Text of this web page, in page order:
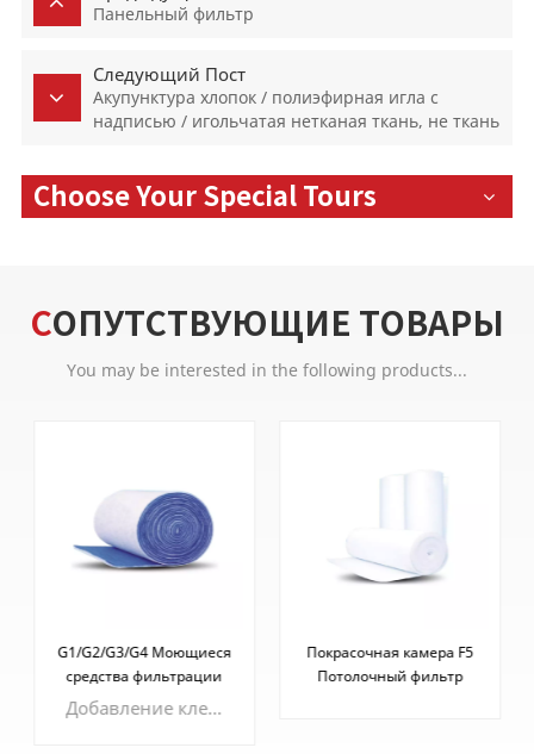
Панельный фильтр
Следующий Пост
Акупунктура хлопок / полиэфирная игла с
надписью / игольчатая нетканая ткань, не ткань
Choose Your Special Tours
СОПУТСТВУЮЩИЕ ТОВАРЫ
You may be interested in the following products...
G1/G2/G3/G4 Моющиеся
средства фильтрации
воздуха Синтетические
Добавление клея и усиление твердости, повышенная пылеемкость, структура и защита от экструзии могут использоваться много раз после уборки пылесосом или чистки.
Покрасочная камера F5
Потолочный фильтр